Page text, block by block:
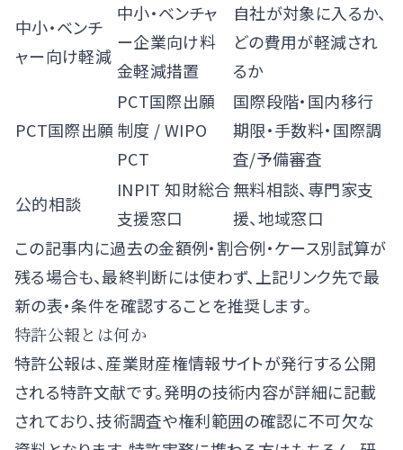
中小・ベンチ
ャー向け軽減
中小・ベンチャ
ー企業向け料
金軽減措置
自社が対象に入るか、
どの費用が軽減され
るか
PCT国際出願
PCT国際出願
制度 /WIPO
PCT
国際段階・国内移行
期限・手数料・国際調
査/予備審査
公的相談
INPIT 知財総合
支援窓口
無料相談、専門家支
援、地域窓口
この記事内に過去の金額例・割合例・ケース別試算が
残る場合も、最終判断には使わず、上記リンク先で最
新の表・条件を確認することを推奨します。
特許公報とは何か
特許公報は、産業財産権情報サイトが発行する公開
される特許文献です。発明の技術内容が詳細に記載
されており、技術調査や権利範囲の確認に不可欠な